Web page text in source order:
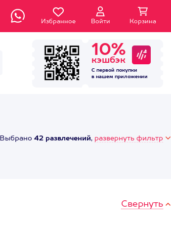
Избранное Войти Корзина
10%
кэшбэк
С первой покупки
в нашем приложении
Выбрано 42 развлечений, развернуть фильтр
Свернуть